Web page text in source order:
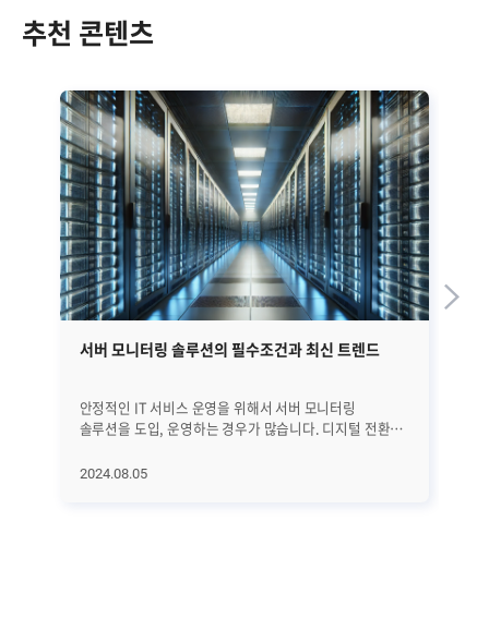
추천 콘텐츠
서버 모니터링 솔루션의 필수조건과 최신 트렌드
안정적인 IT 서비스 운영을 위해서 서버 모니터링
솔루션을 도입, 운영하는 경우가 많습니다. 디지털 전환과
인해서 더욱 다양한 IT 서비스가 운용되고 그를 뒷받침할
2024.08.05